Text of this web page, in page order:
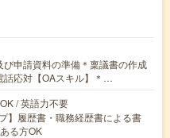
び申請資料の準備＊稟議書の作成
話応対【OAスキル】＊…
/ 英語力不要
】履歴書・職務経歴書による書
る方OK